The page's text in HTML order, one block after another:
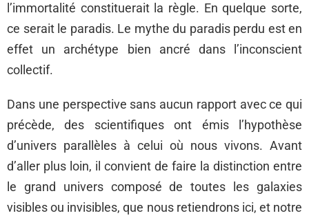
l’immortalité constituerait la règle. En quelque sorte,
ce serait le paradis. Le mythe du paradis perdu est en
effet un archétype bien ancré dans l’inconscient
collectif.
Dans une perspective sans aucun rapport avec ce qui
précède, des scientifiques ont émis l’hypothèse
d’univers parallèles à celui où nous vivons. Avant
d’aller plus loin, il convient de faire la distinction entre
le grand univers composé de toutes les galaxies
visibles ou invisibles, que nous retiendrons ici, et notre